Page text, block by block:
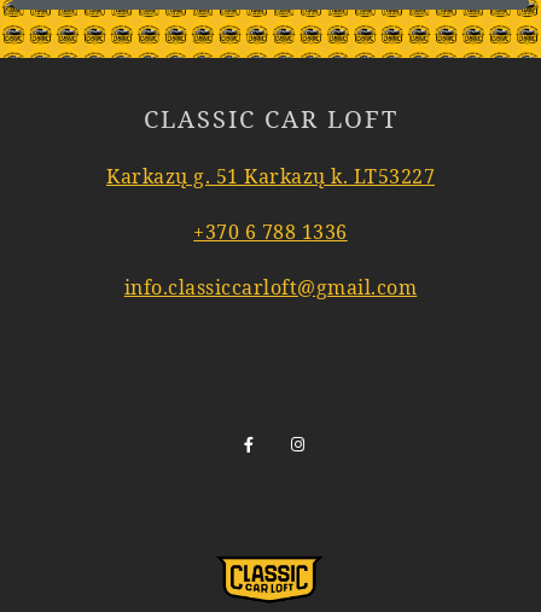
CLASSIC CAR LOFT
Karkazų g. 51 Karkazų k. LT53227
+370 6 788 1336
info.classiccarloft@gmail.com